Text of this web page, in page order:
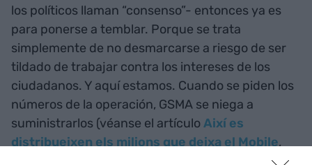
los políticos llaman “consenso”- entonces ya es
para ponerse a temblar. Porque se trata
simplemente de no desmarcarse a riesgo de ser
tildado de trabajar contra los intereses de los
ciudadanos. Y aquí estamos. Cuando se piden los
números de la operación, GSMA se niega a
suministrarlos (véanse el artículoAixí es
distribueixen els milions que deixa el Mobile,